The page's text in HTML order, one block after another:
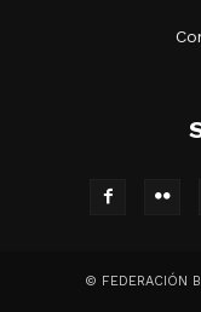
© FEDERACIÓN